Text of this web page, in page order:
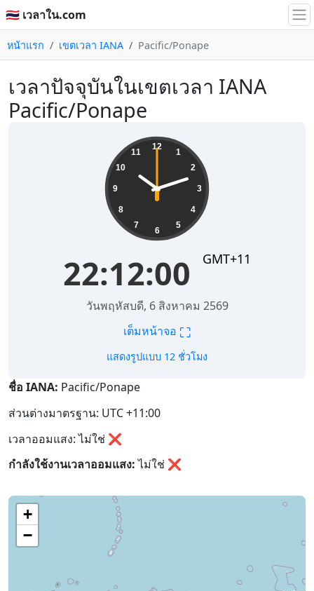
🇹🇭 เวลาใน.com
หน้าแรก เขตเวลา IANA Pacific/Ponape
เวลาปัจจุบันในเขตเวลา IANA
Pacific/Ponape
12
1
2
3
4
5
6
7
8
9
10
11
22:12:00 GMT+11
วันพฤหัสบดี, 6 สิงหาคม 2569
เต็มหน้าจอ ⛶
แสดงรูปแบบ 12 ชั่วโมง
ชื่อ IANA: Pacific/Ponape
ส่วนต่างมาตรฐาน: UTC +11:00
เวลาออมแสง: ไม่ใช่ ❌
กำลังใช้งานเวลาออมแสง:ไม่ใช่ ❌
+
−